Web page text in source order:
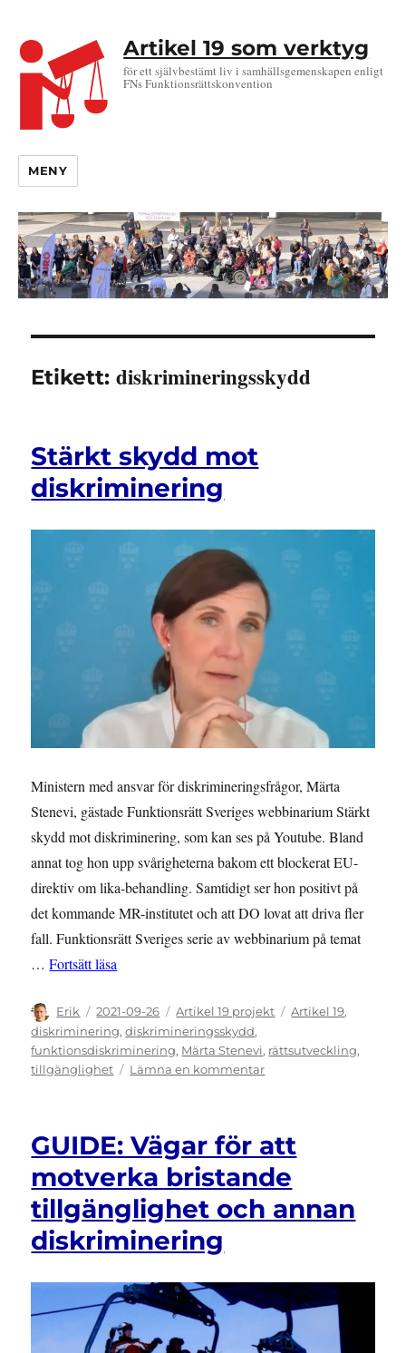
Artikel 19 som verktyg
för ett självbestämt liv i samhällsgemenskapen enligt
FNs Funktionsrättskonvention
MENY
Etikett:diskrimineringsskydd
Stärkt skydd mot
diskriminering
Ministern med ansvar för diskrimineringsfrågor, Märta
Stenevi, gästade Funktionsrätt Sveriges webbinarium Stärkt
skydd mot diskriminering, som kan ses på Youtube. Bland
annat tog hon upp svårigheterna bakom ett blockerat EU-
direktiv om lika-behandling. Samtidigt ser hon positivt på
det kommande MR-institutet och att DO lovat att driva fler
fall. Funktionsrätt Sveriges serie av webbinarium på temat
…Fortsätt läsa
Författare
Erik
Publicerat
den
2021-09-26 Kategorier
Artikel 19 projekt Etiketter
Artikel 19,
diskriminering,diskrimineringsskydd,
funktionsdiskriminering, Märta Stenevi, rättsutveckling,
tillgänglighet
Lämna en kommentartill
diskriminering
GUIDE: Vägar för att
motverka bristande
tillgänglighet och annan
diskriminering